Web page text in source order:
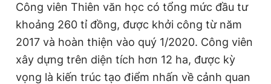
Tổng biên tập: Nguyễn Ngọc Toàn
Phó tổng biên tập thường trực: Hải Thành
Phó tổng biên tập: Lâm Hiếu Dũng
Phó tổng biên tập: Trần Việt Hưng
Tổng thư ký tòa soạn: Đức Trung
Giấy phép xuất bản số 110/GP - BTTTT cấp ngày 24.3.2020
Công viên Thiên văn học có tổng mức đầu tư
khoảng 260 tỉ đồng, được khởi công từ năm
2017 và hoàn thiện vào quý 1/2020. Công viên
xây dựng trên diện tích hơn 12 ha, được kỳ
vọng là kiến trúc tạo điểm nhấn về cảnh quan